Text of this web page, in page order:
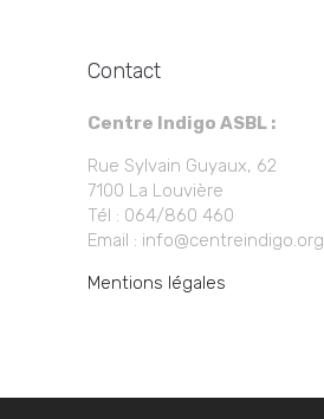
Contact
Centre Indigo ASBL :
Rue Sylvain Guyaux, 62
7100 La Louvière
Tél : 064/860 460
Email : info@centreindigo.org
Mentions légales